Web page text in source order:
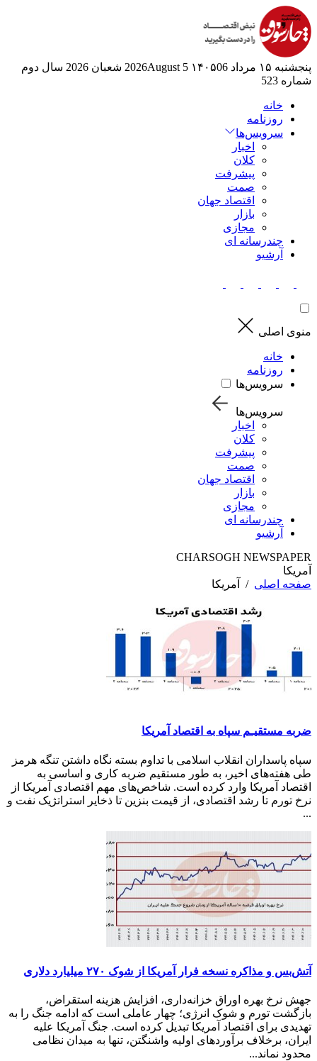
پنجشنبه ۱۵ مرداد ۱۴۰۵ 06 2026August 5 شعبان 2026
سال دوم
شماره 523
خانه
روزنامه
سرویس‌ها
اخبار
کلان
پیشرفت
صمت
اقتصاد جهان
بازار
مجازی
چندرسانه ای
آرشیو
منوی اصلی
خانه
روزنامه
سرویس‌ها
سرویس‌ها
اخبار
کلان
پیشرفت
صمت
اقتصاد جهان
بازار
مجازی
چندرسانه ای
آرشیو
CHARSOGH NEWSPAPER
آمریکا
صفحه اصلی / آمریکا
ضربه مستقیـم سپاه به اقتصاد آمر‌یکا
سپاه پاسداران انقلاب اسلامی با تداوم بسته نگاه داشتن تنگه هرمز
طی هفته‌های اخیر، به طور مستقیم ضربه کاری و اساسی به
اقتصاد آمریکا وارد کرده است. شاخص‌های مهم اقتصادی آمریکا از
نرخ تورم تا رشد اقتصادی، از قیمت بنزین تا ذخایر استراتژیک نفت و
...
آتش‌بس و مذاکره نسخه فرار آمریکا از شوک ۲۷۰ میلیارد دلاری
جهش نرخ بهره اوراق خزانه‌داری، افزایش هزینه استقراض،
بازگشت تورم و شوک انرژی؛ چهار عاملی است که ادامه جنگ را به
تهدیدی برای اقتصاد آمریکا تبدیل کرده است. جنگ آمریکا علیه
ایران، برخلاف برآوردهای اولیه واشنگتن، تنها به میدان نظامی
محدود نماند...